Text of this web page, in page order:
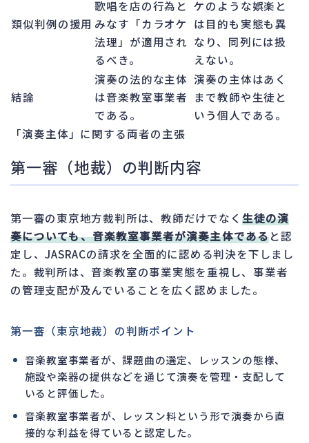
類似判例の援用
歌唱を店の行為と
みなす「カラオケ
法理」が適用され
るべき。
ケのような娯楽と
は目的も実態も異
なり、同列には扱
えない。
結論
演奏の法的な主体
は音楽教室事業者
である。
演奏の主体はあく
まで教師や生徒と
いう個人である。
「演奏主体」に関する両者の主張
第一審（地裁）の判断内容
第一審の東京地方裁判所は、教師だけでなく 生徒の演
奏についても、音楽教室事業者が演奏主体であると認
定し、JASRACの請求を全面的に認める判決を下しまし
た。裁判所は、音楽教室の事業実態を重視し、事業者
の管理支配が及んでいることを広く認めました。
第一審（東京地裁）の判断ポイント
音楽教室事業者が、課題曲の選定、レッスンの態様、
施設や楽器の提供などを通じて演奏を管理・支配して
いると評価した。
音楽教室事業者が、レッスン料という形で演奏から直
接的な利益を得ていると認定した。